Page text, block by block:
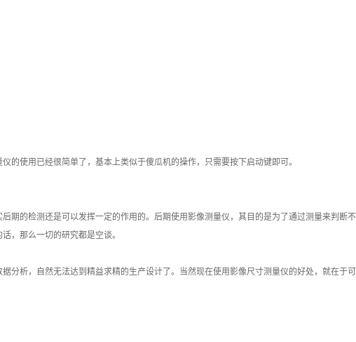
使用已经很简单了，基本上类似于傻瓜机的操作，只需要按下启动键即可。
期的检测还是可以发挥一定的作用的。后期使用影像测量仪，其目的是为了通过测量来判断不
，那么一切的研究都是空谈。
析，自然无法达到精益求精的生产设计了。当然现在使用影像尺寸测量仪的好处，就在于可